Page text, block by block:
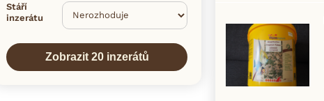
Stáří
inzerátu